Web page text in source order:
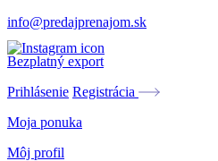
info@predajprenajom.sk
Bezplatný export
Prihlásenie Registrácia
Moja ponuka
Môj profil